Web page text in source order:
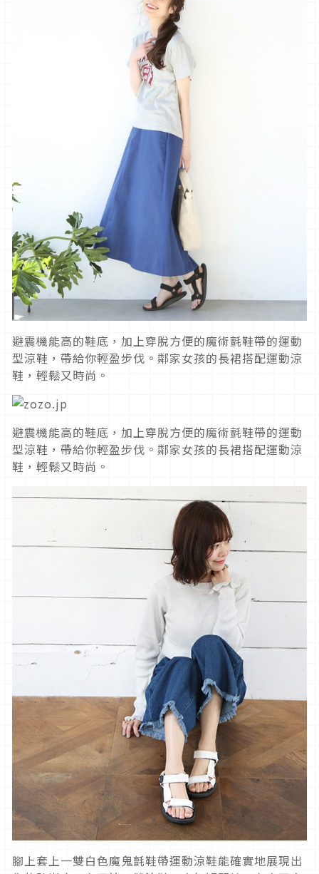
避震機能高的鞋底，加上穿脫方便的魔術氈鞋帶的運動
型涼鞋，帶給你輕盈步伐。鄰家女孩的長裙搭配運動涼
鞋，輕鬆又時尚。
避震機能高的鞋底，加上穿脫方便的魔術氈鞋帶的運動
型涼鞋，帶給你輕盈步伐。鄰家女孩的長裙搭配運動涼
鞋，輕鬆又時尚。
腳上套上一雙白色魔鬼氈鞋帶運動涼鞋能確實地展現出